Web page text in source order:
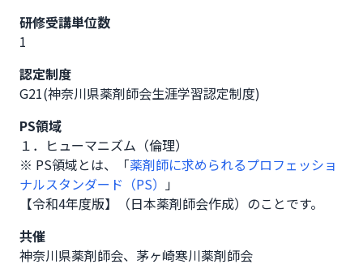
研修受講単位数
1
認定制度
G21(神奈川県薬剤師会生涯学習認定制度)
PS領域
１．ヒューマニズム（倫理）
※ PS領域とは、「薬剤師に求められるプロフェッショ
ナルスタンダード（PS） 」
【令和4年度版】（日本薬剤師会作成）のことです。
共催
神奈川県薬剤師会、茅ヶ崎寒川薬剤師会